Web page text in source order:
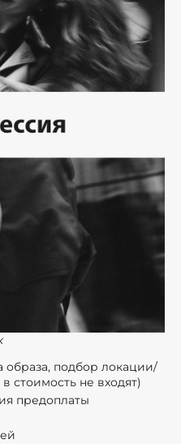
образа, подбор локации/
стоимость не входят)
предоплаты